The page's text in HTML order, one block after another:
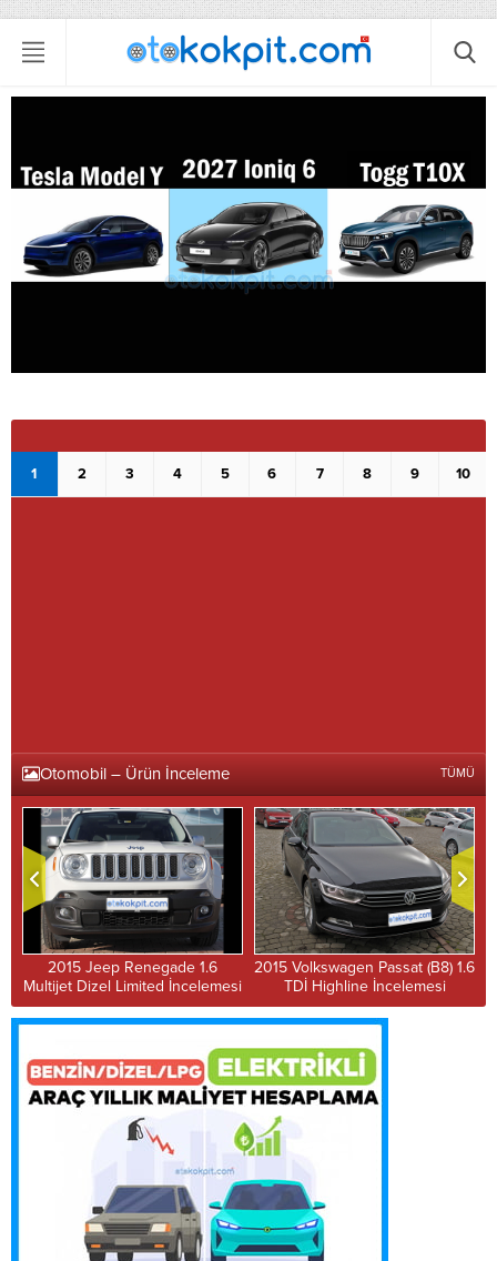
1 2 3 4 5 6 7 8 9 10
Otomobil – Ürün İnceleme TÜMÜ
2015 Jeep Renegade 1.6
Multijet Dizel Limited İncelemesi
2015 Volkswagen Passat (B8) 1.6
TDİ Highline İncelemesi